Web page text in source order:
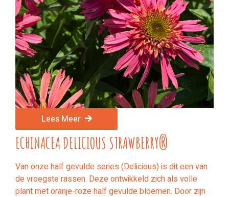
Lees Meer
ECHINACEA DELICIOUS STRAWBERRY®
Van onze half gevulde series (Delicious) is dit een van
de vroegste rassen. Deze ontwikkeld zich als volle
plant met oranje-roze half gevulde bloemen. Door zijn